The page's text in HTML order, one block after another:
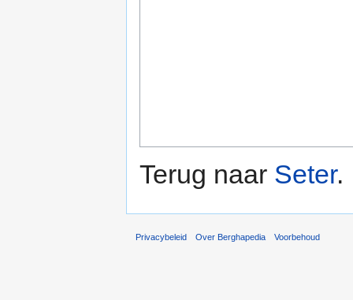
Terug naar Seter.
Privacybeleid Over Berghapedia Voorbehoud